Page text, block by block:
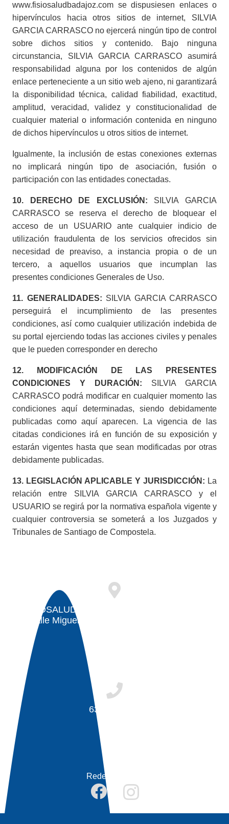
www.fisiosaludbadajoz.com se dispusiesen enlaces o
hipervínculos hacia otros sitios de internet, SILVIA
GARCIA CARRASCO no ejercerá ningún tipo de control
sobre dichos sitios y contenido. Bajo ninguna
circunstancia, SILVIA GARCIA CARRASCO asumirá
responsabilidad alguna por los contenidos de algún
enlace perteneciente a un sitio web ajeno, ni garantizará
la disponibilidad técnica, calidad fiabilidad, exactitud,
amplitud, veracidad, validez y constitucionalidad de
cualquier material o información contenida en ninguno
de dichos hipervínculos u otros sitios de internet.
Igualmente, la inclusión de estas conexiones externas
no implicará ningún tipo de asociación, fusión o
participación con las entidades conectadas.
10. DERECHO DE EXCLUSIÓN: SILVIA GARCIA
CARRASCO se reserva el derecho de bloquear el
acceso de un USUARIO ante cualquier indicio de
utilización fraudulenta de los servicios ofrecidos sin
necesidad de preaviso, a instancia propia o de un
tercero, a aquellos usuarios que incumplan las
presentes condiciones Generales de Uso.
11. GENERALIDADES: SILVIA GARCIA CARRASCO
perseguirá el incumplimiento de las presentes
condiciones, así como cualquier utilización indebida de
su portal ejerciendo todas las acciones civiles y penales
que le pueden corresponder en derecho
12. MODIFICACIÓN DE LAS PRESENTES
CONDICIONES Y DURACIÓN: SILVIA GARCIA
CARRASCO podrá modificar en cualquier momento las
condiciones aquí determinadas, siendo debidamente
publicadas como aquí aparecen. La vigencia de las
citadas condiciones irá en función de su exposición y
estarán vigentes hasta que sean modificadas por otras
debidamente publicadas.
13. LEGISLACIÓN APLICABLE Y JURISDICCIÓN: La
relación entre SILVIA GARCIA CARRASCO y el
USUARIO se regirá por la normativa española vigente y
cualquier controversia se someterá a los Juzgados y
Tribunales de Santiago de Compostela.
FISIOSALUD. Centro de fisioterapia. Badajoz
Calle Miguel Pérez Carrascosa, 11, 06011
638 681 888
Redes sociales